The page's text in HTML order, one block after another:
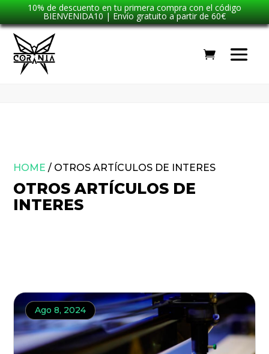
10% de descuento en tu primera compra con el código
BIENVENIDA10 | Envío gratuito a partir de 60€
HOME / OTROS ARTÍCULOS DE INTERES
OTROS ARTÍCULOS DE
INTERES
Ago 8, 2024
Ago 8, 2024
Ago 8, 2024